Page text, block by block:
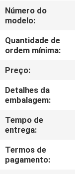
SOBRE
NÓS
VISITA
À
FÁBRICA
CONTROLE
QUALIDADE
Número do
modelo:
Quantidade de
ordem mínima:
Preço:
Detalhes da
embalagem:
Tempo de
entrega:
Termos de
pagamento: